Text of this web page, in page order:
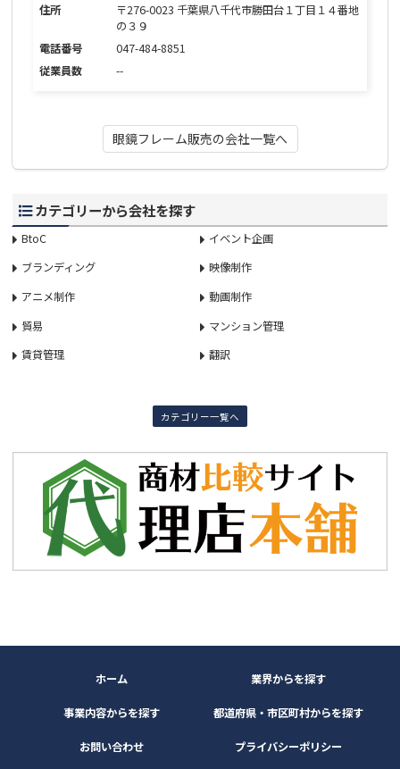
住所
〒276-0023 千葉県八千代市勝田台１丁目１４番地
の３９
電話番号
047-484-8851
従業員数
--
眼鏡フレーム販売の会社一覧へ
カテゴリーから会社を探す
BtoC
イベント企画
ブランディング
映像制作
アニメ制作
動画制作
貿易
マンション管理
賃貸管理
翻訳
カテゴリー一覧へ
ホーム 業界からを探す
事業内容からを探す 都道府県・市区町村からを探す
お問い合わせ プライバシーポリシー